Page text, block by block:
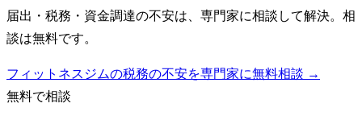
届出・税務・資金調達の不安は、専門家に相談して解決。相
談は無料です。
フィットネスジムの税務の不安を専門家に無料相談 →
無料で相談